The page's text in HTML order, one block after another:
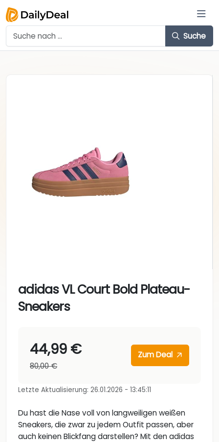
Suche
adidas VL Court Bold Plateau-
Sneakers
44,99 €
80,00 €
Zum Deal
Letzte Aktualisierung: 26.01.2026 - 13:45:11
Du hast die Nase voll von langweiligen weißen
Sneakers, die zwar zu jedem Outfit passen, aber
auch keinen Blickfang darstellen? Mit den adidas